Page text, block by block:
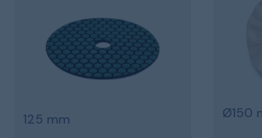
125 mm Ø150